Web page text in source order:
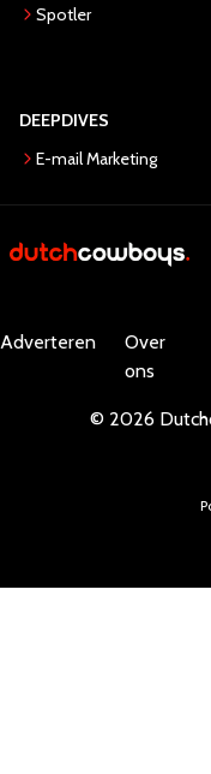
Spotler
DEEPDIVES
E-mail Marketing
Adverteren
Over
ons
© 2026